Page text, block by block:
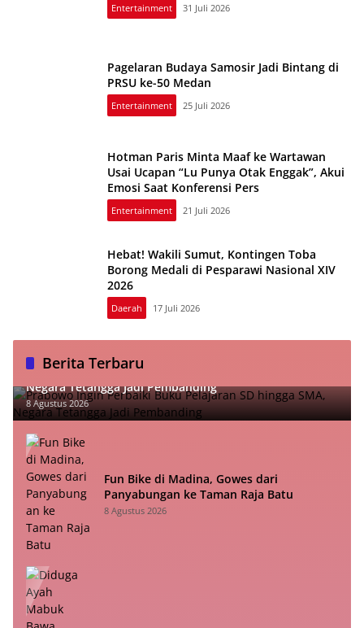
Entertainment 31 Juli 2026
Pagelaran Budaya Samosir Jadi Bintang di
PRSU ke-50 Medan
Entertainment 25 Juli 2026
Hotman Paris Minta Maaf ke Wartawan
Usai Ucapan “Lu Punya Otak Enggak”, Akui
Emosi Saat Konferensi Pers
Entertainment 21 Juli 2026
Hebat! Wakili Sumut, Kontingen Toba
Borong Medali di Pesparawi Nasional XIV
2026
Daerah 17 Juli 2026
Berita Terbaru
Prabowo Ingin Perbaiki Buku Pelajaran SD hingga SMA,
Negara Tetangga Jadi Pembanding
8 Agustus 2026
Fun Bike di Madina, Gowes dari
Panyabungan ke Taman Raja Batu
8 Agustus 2026